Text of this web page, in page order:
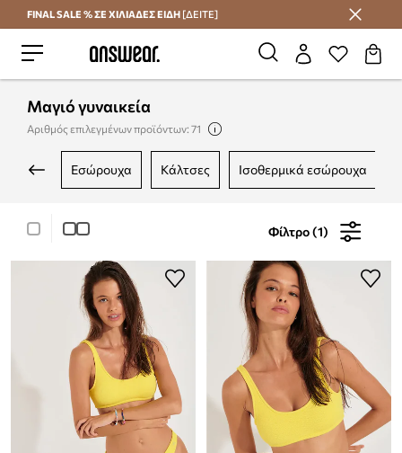
Εξοικονομήστε με το Answear Club
FINAL SALE % ΣΕ ΧΙΛΙΑΔΕΣ ΕΙΔΗ [ΔΕΙΤΕ]
Μαγιό γυναικεία
Αριθμός επιλεγμένων προϊόντων: 71
εσώρουχα κάλτσες ισοθερμικά εσώρουχα
Φίλτρο (1)